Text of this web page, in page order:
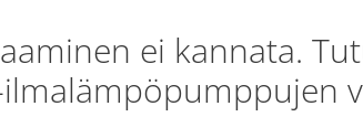
ei kannata.
ilmalämpöpumppujen